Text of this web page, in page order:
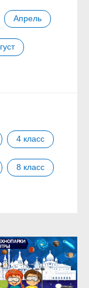
Апрель
4 класс
8 класс